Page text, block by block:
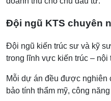
Đội ngũ KTS chuyên
Đội ngũ kiến trúc sư và kỹ
trong lĩnh vực kiến trúc – nội
Mỗi dự án đều được
bảo tính thẩm mỹ, công